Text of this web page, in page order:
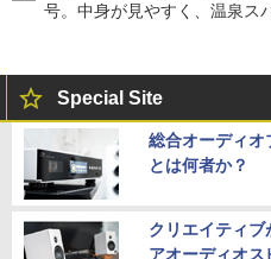
号。中身が見やすく、温泉ス
Special Site
総合オーディオ
とは何者か？
クリエイティブ
アオーディオス